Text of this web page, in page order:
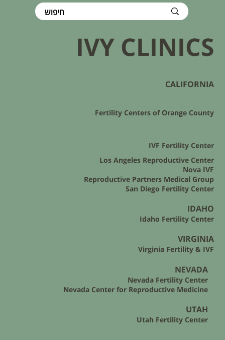
NEVADA
Nevada Fertility Center
Nevada Center for Reproductive Medicine
UTAH
Utah Fertility Center
IVY CLINICS
CALIFORNIA
Fertility Centers of Orange County
IVF Fertility Center
Los Angeles Reproductive Center
Nova IVF
Reproductive Partners Medical Group
San Diego Fertility Center
IDAHO
Idaho Fertility Center
VIRGINIA
Virginia Fertility & IVF